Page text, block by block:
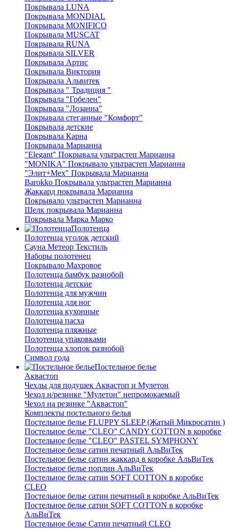
Покрывала LUNA
Покрывала MONDIAL
Покрывала MONIFICO
Покрывала MUSCAT
Покрывала RUNA
Покрывала SILVER
Покрывала Артис
Покрывала Виктория
Покрывала Альвитек
Покрывала " Традиция "
Покрывала "Гобелен"
Покрывала "Лозанна"
Покрывала стеганные "Комфорт"
Покрывала детские
Покрывала Карна
Покрывала Марианна
"Elegant" Покрывала ультрастеп Марианна
"MONIKA" Покрывало ультрастеп Марианна
"Элит+Мех" Покрывала Марианна
Barokko Покрывала ультрастеп Марианна
Жаккард покрывала Марианна
Покрывало ультрастеп Марианна
Шелк покрывала Марианна
Покрывала Марка Марко
Полотенца
Полотенца уголок детский
Сауна Метеор Текстиль
Наборы полотенец
Покрывало Махровое
Полотенца бамбук разнобой
Полотенца детские
Полотенца для мужчин
Полотенца для ног
Полотенца кухонные
Полотенца пасха
Полотенца пляжные
Полотенца упаковками
Полотенца хлопок разнобой
Символ года
Постельное белье
Аквастоп
Чехлы для подушек Аквастоп и Мулетон
Чехол н/резинке "Мулетон" непромокаемый
Чехол на резинке "Аквастоп"
Комплекты постельного белья
Постельное белье FLUPPY SLEEP (Жатый Микросатин )
Постельное белье "CLEO" CANDY COTTON в коробке
Постельное белье "CLEO" PASTEL SYMPHONY
Постельное белье сатин печатный АльВиТек
Постельное белье сатин жаккард в коробке АльВиТек
Постельное белье поплин АльВиТек
Постельное белье сатин SOFT COTTON в коробке
CLEO
Постельное белье сатин печатный в коробке АльВиТек
Постельное белье сатин SOFT COTTON в коробке
АльВиТек
Постельное белье Сатин печатный CLEO